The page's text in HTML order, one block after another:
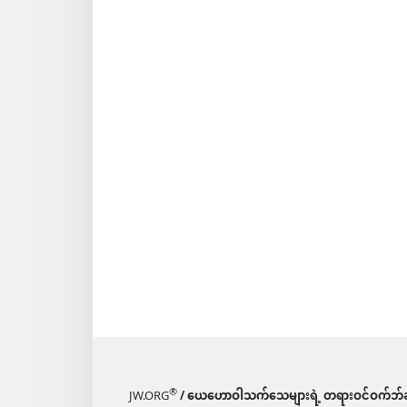
JW.ORG®/ ယေဟောဝါသက်သေများရဲ့ တရားဝင်ဝ